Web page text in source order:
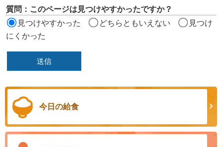
質問：このページは見つけやすかったですか？
見つけやすかった
どちらともいえない
見つけ
にくかった
今日の給食